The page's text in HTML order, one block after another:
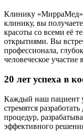
Клинику «МирраМед»
клинику, вы
красоты со всеми её
открытиями. Вы
профессионала,
человеческое
20 лет успеха в
Каждый наш пациент
стремятся
процедур,
эффективного